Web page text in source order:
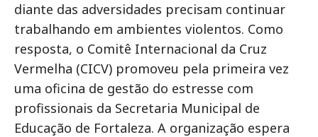
diante das adversidades precisam continuar
trabalhando em ambientes violentos. Como
resposta, o Comitê Internacional da Cruz
Vermelha (CICV) promoveu pela primeira vez
uma oficina de gestão do estresse com
profissionais da Secretaria Municipal de
Educação de Fortaleza. A organização espera